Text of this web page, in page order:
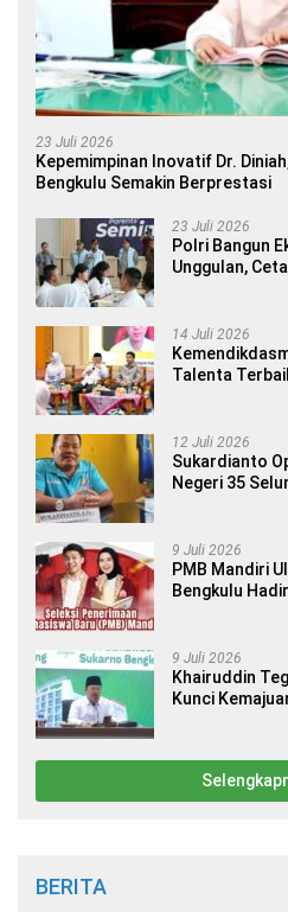
23 Juli 2026
Kepemimpinan Inovatif Dr.
Bengkulu Semakin Berprestasi
23 Juli 2026
Polri Bangun
Unggulan,
14 Juli 2026
Talenta
12 Juli 2026
Sukardianto
Negeri 35
9 Juli 2026
PMB Mandiri
Bengkulu
9 Juli 2026
Khairuddin
Kunci
BERITA